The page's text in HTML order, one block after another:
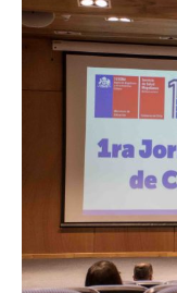
VIDEOS
GALERIA DE
APP MÓVIL